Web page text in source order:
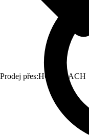
Prodej přes:HORNBACH